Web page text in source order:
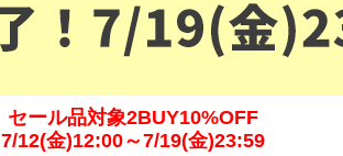
セール品対象2BUY10%OFF
7/12(金)12:00～7/19(金)23:59